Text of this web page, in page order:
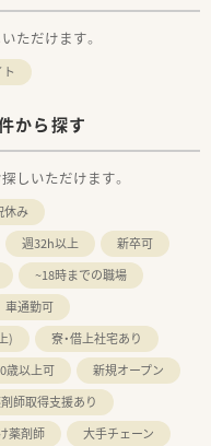
ただけます。
から探す
しいただけます。
休み
週32h以上
新卒可
~18時までの職場
車通勤可
)
寮・借上社宅あり
歳以上可
新規オープン
師取得支援あり
薬剤師
大手チェーン